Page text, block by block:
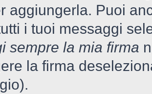
aggiungerla. Puoi
i tuoi messaggi
sempre la mia firma
la firma